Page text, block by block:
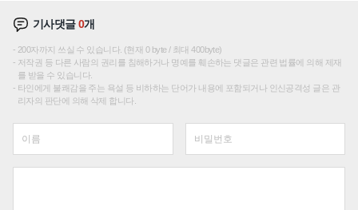
기사댓글0개
200자까지 쓰실 수 있습니다. (현재 0 byte / 최대 400byte)
저작권 등 다른 사람의 권리를 침해하거나 명예를 훼손하는 댓글은 관련 법률에 의해 제재
를 받을 수 있습니다.
타인에게 불쾌감을 주는 욕설 등 비하하는 단어가 내용에 포함되거나 인신공격성 글은 관
리자의 판단에 의해 삭제 합니다.